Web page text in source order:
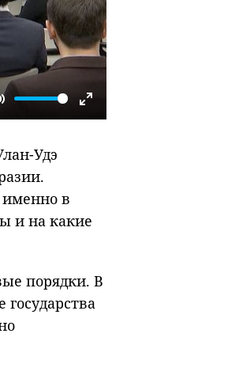
Enter
Удэ
в
и на какие
порядки. В